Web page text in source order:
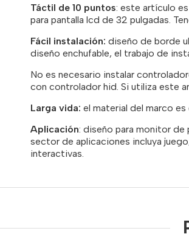
Táctil de 10 puntos: este artículo
para pantalla lcd de 32 pulgadas.
Fácil instalación:diseño de borde
diseño enchufable, el trabajo de
No es necesario instalar
con controlador hid. Si utiliza este
Larga vida: el material del marco
Aplicación: diseño para monitor
sector de aplicaciones incluya
interactivas.